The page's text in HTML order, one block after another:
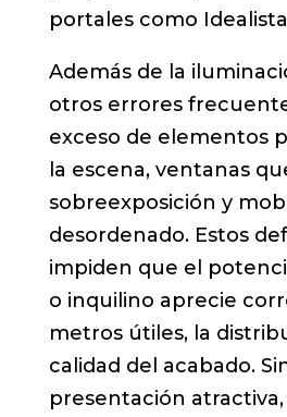
portales como
Además de la
otros errores
exceso de elementos
la escena, ventanas
sobreexposición y
desordenado. Estos
impiden que el
o inquilino aprecie
metros útiles, la
calidad del acabado.
presentación